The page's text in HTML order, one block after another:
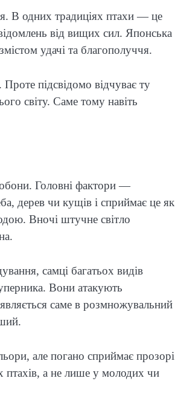
В одних традиціях птахи — це
від вищих сил. Японська
удачі та благополуччя.
підсвідомо відчуває ту
світу. Саме тому навіть
Головні фактори —
дерев чи кущів і сприймає це як
Вночі штучне світло
самці багатьох видів
Вони атакують
саме в розмножувальний
але погано сприймає прозорі
птахів, а не лише у молодих чи